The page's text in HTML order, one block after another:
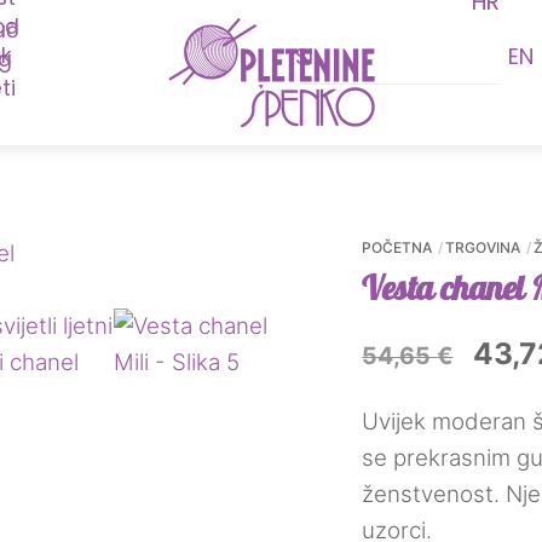
Menu
SI EN
€.
POČETNA TRGOVINA
Vesta chanel
54,65€
bila
je:
Uvijek moderan
se prekrasnim
ženstvenost.
uzorci.